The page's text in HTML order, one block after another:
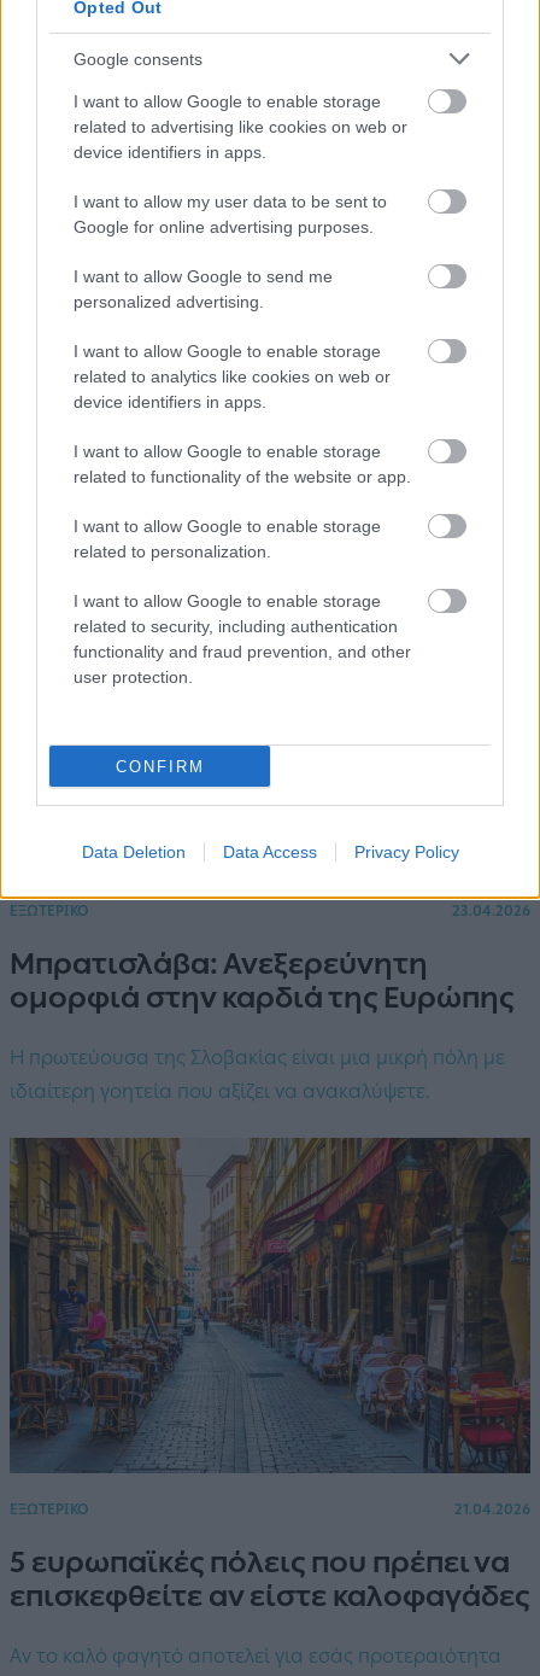
Opted Out
Google consents
I want to allow Google to enable storage
related to advertising like cookies on web or
device identifiers in apps.
I want to allow my user data to be sent to
Google for online advertising purposes.
I want to allow Google to send me
personalized advertising.
I want to allow Google to enable storage
related to analytics like cookies on web or
device identifiers in apps.
I want to allow Google to enable storage
related to functionality of the website or app.
I want to allow Google to enable storage
related to personalization.
I want to allow Google to enable storage
related to security, including authentication
functionality and fraud prevention, and other
user protection.
CONFIRM
Data Deletion Data Access Privacy Policy
ΕΞΩΤΕΡΙΚΟ
7 ιδανικοί προορισμοί για solo
travellers στην Ευρώπη
Μια λίστα με προορισμούς για να βάλετε στα πλάνα σας
ένα solo ταξίδι στην Ευρώπη.
ΕΞΩΤΕΡΙΚΟ 23.04.2026
Μπρατισλάβα: Ανεξερεύνητη
ομορφιά στην καρδιά της Ευρώπης
Η πρωτεύουσα της Σλοβακίας είναι μια μικρή πόλη με
ιδιαίτερη γοητεία που αξίζει να ανακαλύψετε.
ΕΞΩΤΕΡΙΚΟ 21.04.2026
5 ευρωπαϊκές πόλεις που πρέπει να
επισκεφθείτε αν είστε καλοφαγάδες
Αν το καλό φαγητό αποτελεί για εσάς προτεραιότητα